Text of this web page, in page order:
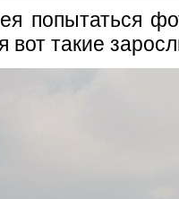
попытаться
вот такие